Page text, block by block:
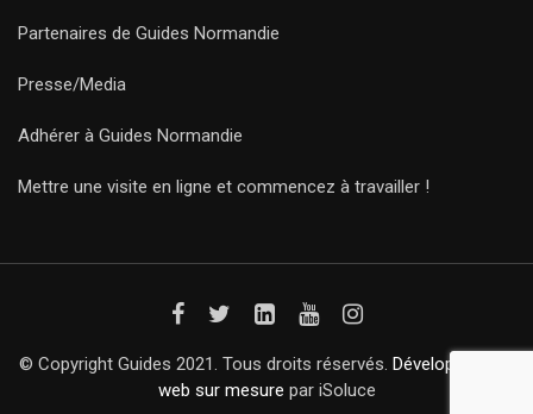
Partenaires de Guides Normandie
Presse/Media
Adhérer à Guides Normandie
Mettre une visite en ligne et commencez à travailler !
© Copyright Guides 2021. Tous droits réservés. Développement
web sur mesure par iSoluce